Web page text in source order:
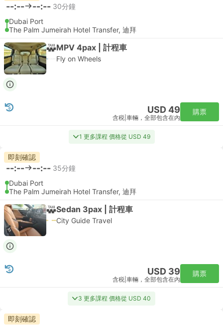
--:-- --:-- 30分鐘
Dubai Port
The Palm Jumeirah Hotel Transfer, 迪拜
MPV 4pax | 計程車
Fly on Wheels
USD 49
含税 車輛，全部包含在內
購票
1 更多課程 價格從 USD 49
即刻確認
--:-- --:-- 35分鐘
Dubai Port
The Palm Jumeirah Hotel Transfer, 迪拜
Sedan 3pax | 計程車
City Guide Travel
USD 39
含税 車輛，全部包含在內
購票
3 更多課程 價格從 USD 40
即刻確認